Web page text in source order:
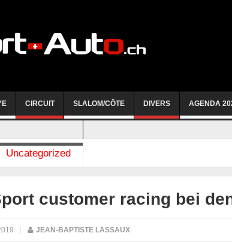
CIRCUIT SLALOM/CÔTE DIVERS AGENDA
Uncategorized
customer racing bei
JEAN-BAPTISTE LASSAUX